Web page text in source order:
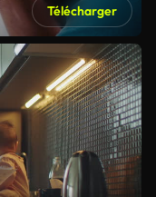
Télécharger